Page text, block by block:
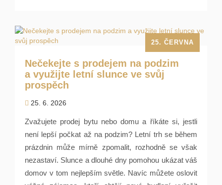
25. ČERVNA
Nečekejte s prodejem na podzim
a využijte letní slunce ve svůj
prospěch
25. 6. 2026
Zvažujete prodej bytu nebo domu a říkáte si, jestli
není lepší počkat až na podzim? Letní trh se během
prázdnin může mírně zpomalit, rozhodně se však
nezastaví. Slunce a dlouhé dny pomohou ukázat váš
domov v tom nejlepším světle. Navíc můžete oslovit